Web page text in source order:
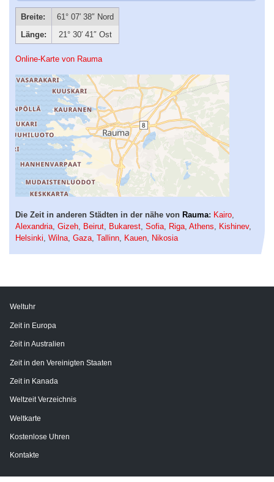
Breite:
61° 07′ 38″ Nord
Länge:
21° 30′ 41″ Ost
Online-Karte von Rauma
Die Zeit in anderen Städten in der nähe von Rauma: Kairo
Alexandria Gizeh Beirut Bukarest Sofia Riga Athens Kishinev,
Helsinki Wilna Gaza Tallinn Kauen Nikosia
Weltuhr
Zeit in Europa
Zeit in Australien
Zeit in den Vereinigten Staaten
Zeit in Kanada
Weltzeit Verzeichnis
Weltkarte
Kostenlose Uhren
Kontakte